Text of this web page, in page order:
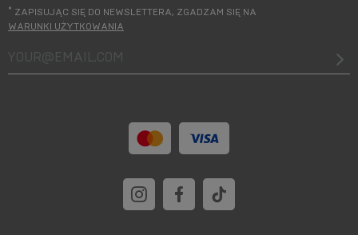
* ZAPISUJĄC SIĘ DO NEWSLETTERA, ZGADZAM SIĘ NA
WARUNKI UŻYTKOWANIA
your@email.com